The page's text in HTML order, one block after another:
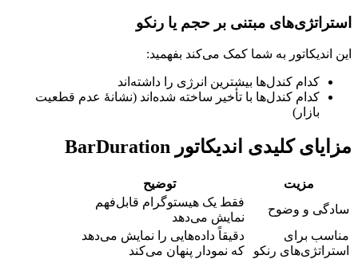
استراتژی‌های مبتنی بر حجم یا رنکو
این اندیکاتور به شما کمک می‌کند بفهمید:
کدام کندل‌ها بیشترین انرژی را داشته‌اند
کدام کندل‌ها با تأخیر ساخته شده‌اند (نشانهٔ عدم قطعیت
بازار)
مزایای کلیدی اندیکاتور BarDuration
مزیت
توضیح
سادگی و وضوح
فقط یک هیستوگرام قابل‌فهم
نمایش می‌دهد
مناسب برای
استراتژی‌های رنکو
دقیقاً داده‌هایی را نمایش می‌دهد
که نمودار پنهان می‌کند